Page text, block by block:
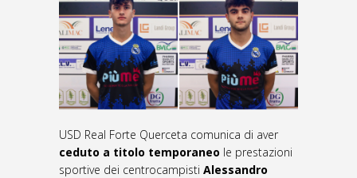
USD Real Forte Querceta comunica di aver
ceduto a titolo temporaneo le prestazioni
sportive dei centrocampisti Alessandro